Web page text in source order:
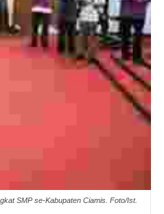
SMP se-Kabupaten Ciamis. Foto/Ist.